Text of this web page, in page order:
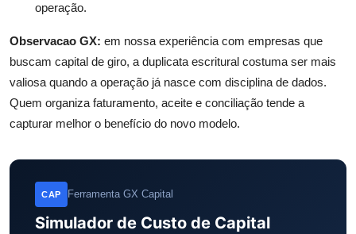
operação.
Observacao GX: em nossa experiência com empresas que
buscam capital de giro, a duplicata escritural costuma ser mais
valiosa quando a operação já nasce com disciplina de dados.
Quem organiza faturamento, aceite e conciliação tende a
capturar melhor o benefício do novo modelo.
CAP Ferramenta GX Capital
Simulador de Custo de Capital